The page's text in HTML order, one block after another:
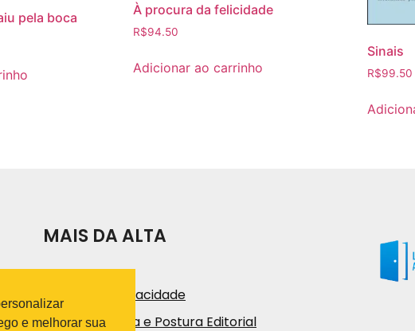
pela boca À procura da felicidade
R$94.50
Adicionar ao carrinho
Sinais
R$99.50
MAIS DA ALTA
Política de Privacidade
Código de Ética e Postura Editorial
e melhorar sua